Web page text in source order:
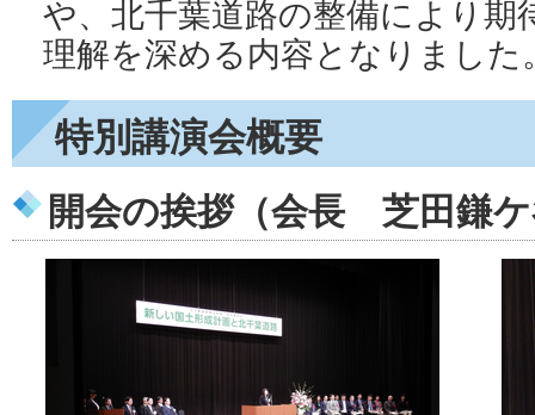
や、北千葉道路の整備により期
理解を深める内容となりました
特別講演会概要
開会の挨拶（会長 芝田鎌